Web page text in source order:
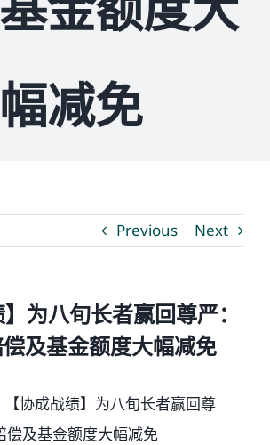
金额度大
幅减免
Previous Next
】为八旬长者赢回尊严：
及基金额度大幅减免
协成战绩】为八旬长者赢回尊
偿及基金额度大幅减免